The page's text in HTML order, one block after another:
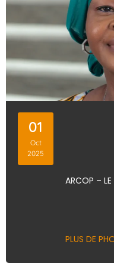
ARCOP – LE
01
Oct
2025
PLUS DE